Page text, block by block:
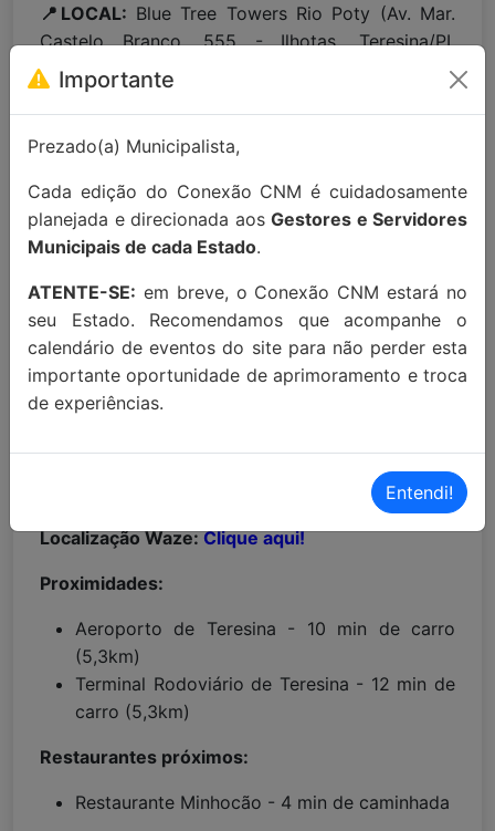
📍LOCAL: Blue Tree Towers Rio Poty (Av. Mar.
Castelo Branco, 555 - Ilhotas, Teresina/PI,
64014-058)
Para maiores informações entre em
app (51) 99215-3439.
Apoio Institucional:
MAIORES INFORMAÇÕES:
Localização Waze:Clique aqui!
Proximidades:
Aeroporto de Teresina - 10 min de carro
(5,3km)
Terminal Rodoviário de Teresina - 12 min de
carro (5,3km)
Restaurantes próximos:
Restaurante Minhocão - 4 min de caminhada
Importante
Prezado(a) Municipalista,
Cada edição do Conexão CNM é cuidadosamente
planejada e direcionada aos Gestores e Servidores
Municipais de cada Estado.
ATENTE-SE: em breve, o Conexão CNM estará no
seu Estado. Recomendamos que acompanhe o
calendário de eventos do site para não perder esta
importante oportunidade de aprimoramento e troca
de experiências.
Entendi!